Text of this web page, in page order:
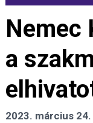
Nemec
a
2023. március 24.